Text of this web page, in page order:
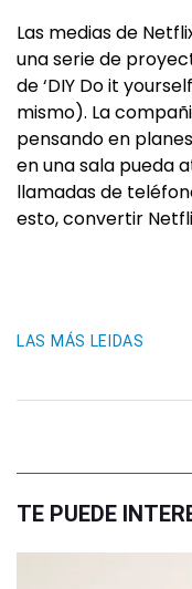
Las medias de
una serie de
de ‘DIY Do it
mismo). La
pensando en
en una sala pueda
llamadas de
esto, convertir
LAS MÁS LEIDAS
TE PUEDE